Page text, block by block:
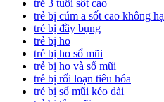
trẻ 3 tuổi sốt cao
trẻ bị cúm a sốt cao không hạ
trẻ bị đầy bụng
trẻ bị ho
trẻ bị ho sổ mũi
trẻ bị ho và sổ mũi
trẻ bị rối loạn tiêu hóa
trẻ bị sổ mũi kéo dài